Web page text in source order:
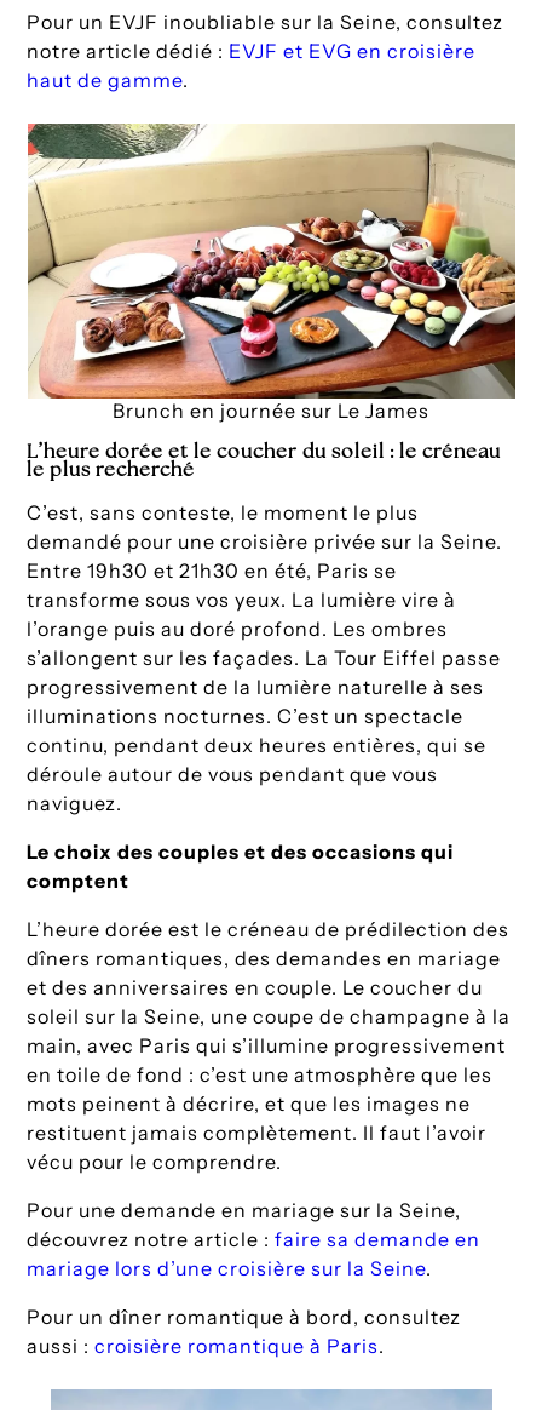
Pour un EVJF inoubliable sur la Seine, consultez
notre article dédié : EVJF et EVG en croisière
haut de gamme.
Brunch en journée sur Le James
L’heure dorée et le coucher du soleil : le créneau
le plus recherché
C’est, sans conteste, le moment le plus
demandé pour une croisière privée sur la Seine.
Entre 19h30 et 21h30 en été, Paris se
transforme sous vos yeux. La lumière vire à
l’orange puis au doré profond. Les ombres
s’allongent sur les façades. La Tour Eiffel passe
progressivement de la lumière naturelle à ses
illuminations nocturnes. C’est un spectacle
continu, pendant deux heures entières, qui se
déroule autour de vous pendant que vous
naviguez.
Le choix des couples et des occasions qui
comptent
L’heure dorée est le créneau de prédilection des
dîners romantiques, des demandes en mariage
et des anniversaires en couple. Le coucher du
soleil sur la Seine, une coupe de champagne à la
main, avec Paris qui s’illumine progressivement
en toile de fond : c’est une atmosphère que les
mots peinent à décrire, et que les images ne
restituent jamais complètement. Il faut l’avoir
vécu pour le comprendre.
Pour une demande en mariage sur la Seine,
découvrez notre article :faire sa demande en
mariage lors d’une croisière sur la Seine.
Pour un dîner romantique à bord, consultez
aussi :croisière romantique à Paris.